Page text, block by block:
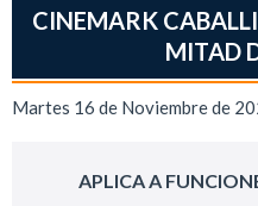
CINEMARK
MITAD
Martes 16 de Noviembre de
APLICA A